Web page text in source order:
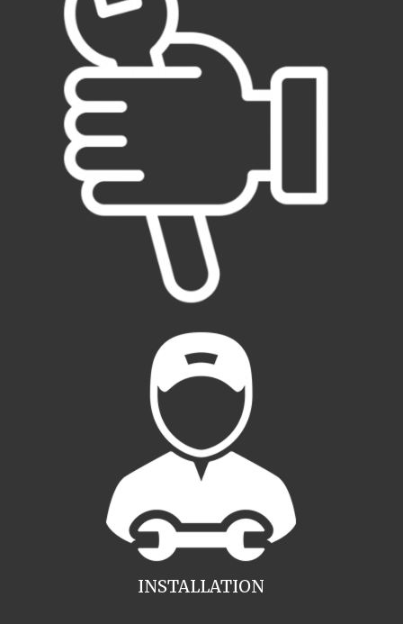
INSTALLATION